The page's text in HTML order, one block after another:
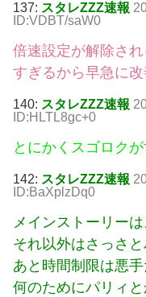
137: スタレZZZ速報
ID:VDBT/saW0
倍速設定が解除さ
すぎるから早急に改
140: スタレZZZ速報
ID:HLTL8gc+0
とにかくスゴロク
142: スタレZZZ速報
ID:BaXplzDq0
メインストーリー
それ以外はさっさ
あと時間制限は悪手
何のためにパリィ